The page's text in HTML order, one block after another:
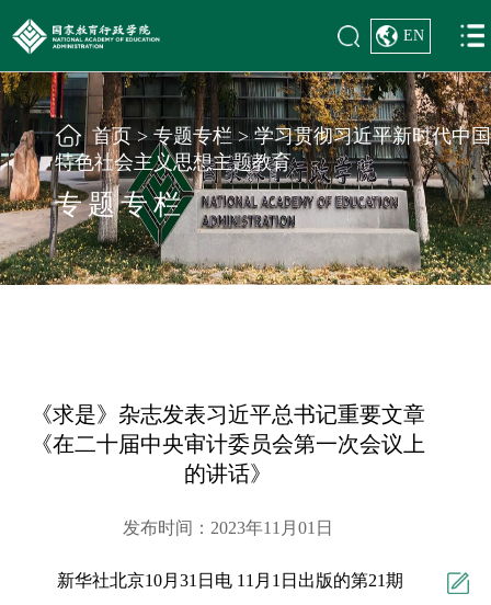
EN
首页 > 专题专栏>学习贯彻习近平新时代中国
特色社会主义思想主题教育
专题专栏
《求是》杂志发表习近平总书记重要文章
《在二十届中央审计委员会第一次会议上
的讲话》
发布时间：2023年11月01日
新华社北京10月31日电 11月1日出版的第21期